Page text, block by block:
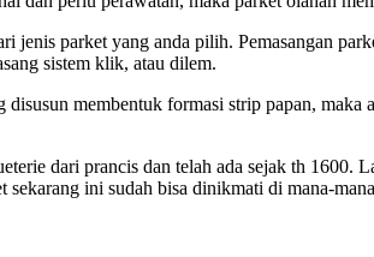
jenis parket yang anda pilih. Pemasangan
sistem klik, atau dilem.
membentuk formasi strip papan,
dari prancis dan telah ada sejak th
ini sudah bisa dinikmati di mana-